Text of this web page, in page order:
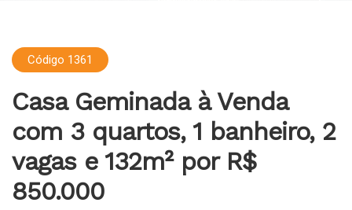
Código 1361
Casa Geminada à Venda
com 3 quartos, 1 banheiro, 2
vagas e 132m² por R$
850.000